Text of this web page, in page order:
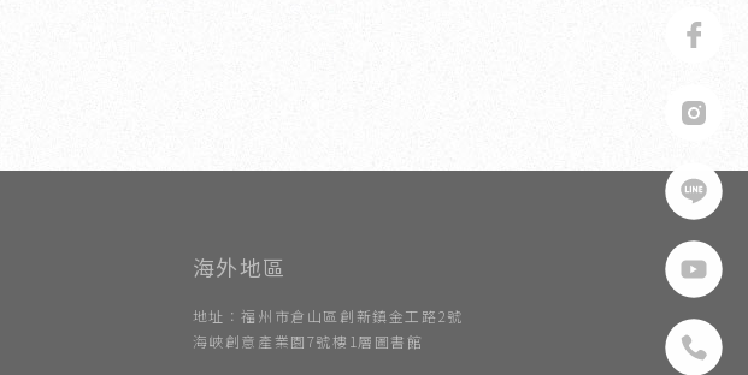
地址：福州市倉山區創新鎮金工路2號
海峽創意產業園7號樓1層圖書館